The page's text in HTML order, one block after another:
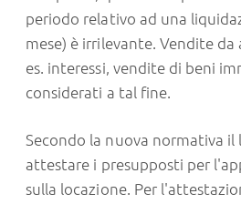
periodo relativo ad una
mese) è irrilevante. Vendite
es. interessi, vendite di beni
considerati a tal fine.
Secondo la nuova normativa il
attestare i presupposti per
sulla locazione. Per